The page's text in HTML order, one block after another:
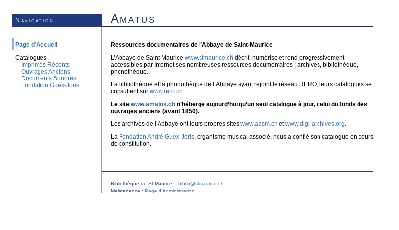
Navigation Amatus
Page d’Accueil
Catalogues
Imprimés Récents
Ouvrages Anciens
Documents Sonores
Fondation Guex-Joris
Ressources documentaires de l’Abbaye de Saint-Maurice
L’Abbaye de Saint-Maurice www.stmaurice.ch décrit, numérise et rend progressivement
accessibles par Internet ses nombreuses ressources documentaires : archives, bibliothèque,
phonothèque.
La bibliothèque et la phonothèque de l’Abbaye ayant rejoint le réseau RERO, leurs catalogues se
consultent sur www.rero.ch.
Le site www.amatus.ch n’héberge aujourd’hui qu’un seul catalogue à jour, celui du fonds des
ouvrages anciens (avant 1850).
Les archives de l’Abbaye ont leurs propres sites www.aasm.ch etwww.digi-archives.org.
La Fondation André Guex-Joris, organisme musical associé, nous a confié son catalogue en cours
de constitution.
Bibliothèque de St Maurice – biblio@stmaurice.ch
Maintenance : Page d’Administration